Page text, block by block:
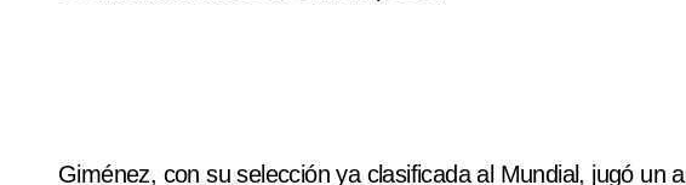
Giménez, con su selección ya clasificada al Mundial, jugó un